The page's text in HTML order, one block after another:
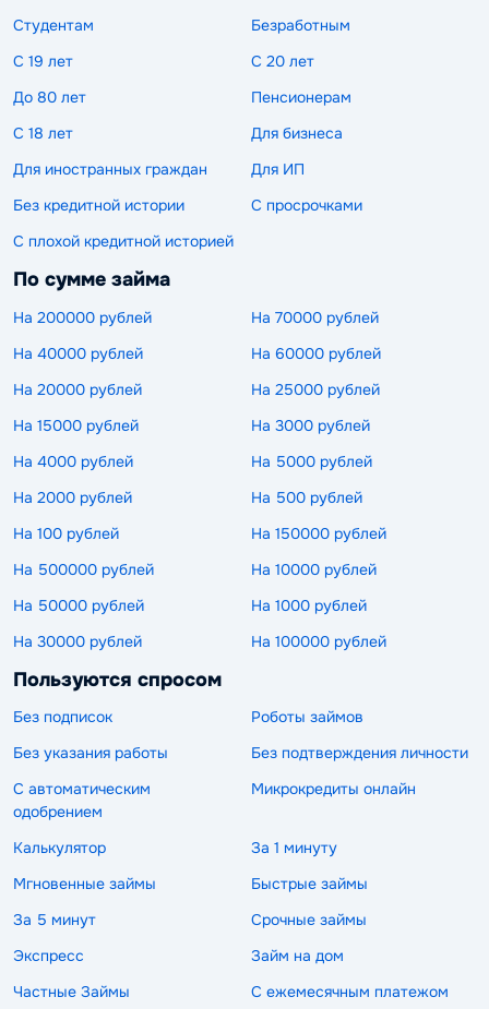
Студентам
Безработным
С 19 лет
С 20 лет
До 80 лет
Пенсионерам
С 18 лет
Для бизнеса
Для иностранных граждан
Для ИП
Без кредитной истории
С просрочками
С плохой кредитной историей
По сумме займа
На 200000 рублей
На 70000 рублей
На 40000 рублей
На 60000 рублей
На 20000 рублей
На 25000 рублей
На 15000 рублей
На 3000 рублей
На 4000 рублей
На 5000 рублей
На 2000 рублей
На 500 рублей
На 100 рублей
На 150000 рублей
На 500000 рублей
На 10000 рублей
На 50000 рублей
На 1000 рублей
На 30000 рублей
На 100000 рублей
Пользуются спросом
Без подписок
Роботы займов
Без указания работы
Без подтверждения личности
С автоматическим
одобрением
Микрокредиты онлайн
Калькулятор
За 1 минуту
Мгновенные займы
Быстрые займы
За 5 минут
Срочные займы
Экспресс
Займ на дом
Частные Займы
С ежемесячным платежом